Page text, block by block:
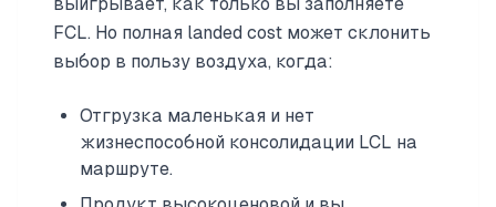
FCL. Но полная landed cost может склонить
выбор в пользу воздуха, когда:
Отгрузка маленькая и нет
жизнеспособной консолидации LCL на
маршруте.